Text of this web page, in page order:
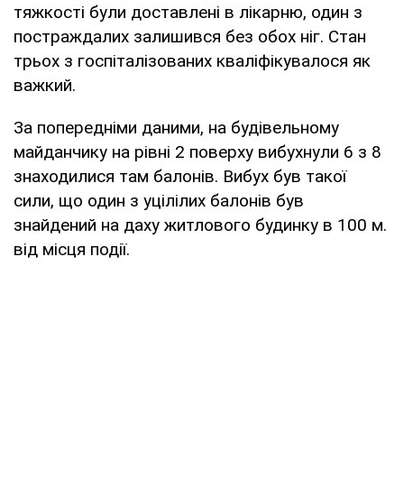
тяжкості були доставлені в лікарню, один з
постраждалих залишився без обох ніг. Стан
трьох з госпіталізованих кваліфікувалося як
важкий.
За попередніми даними, на будівельному
майданчику на рівні 2 поверху вибухнули 6 з 8
знаходилися там балонів. Вибух був такої
сили, що один з уцілілих балонів був
знайдений на даху житлового будинку в 100 м.
від місця події.